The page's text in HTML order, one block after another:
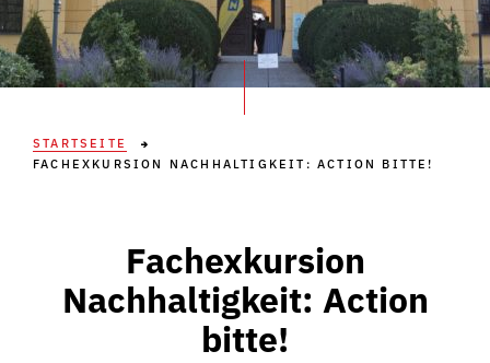
STARTSEITE
FACHEXKURSION NACHHALTIGKEIT: ACTION BITTE!
Fachexkursion
Nachhaltigkeit: Action
bitte!